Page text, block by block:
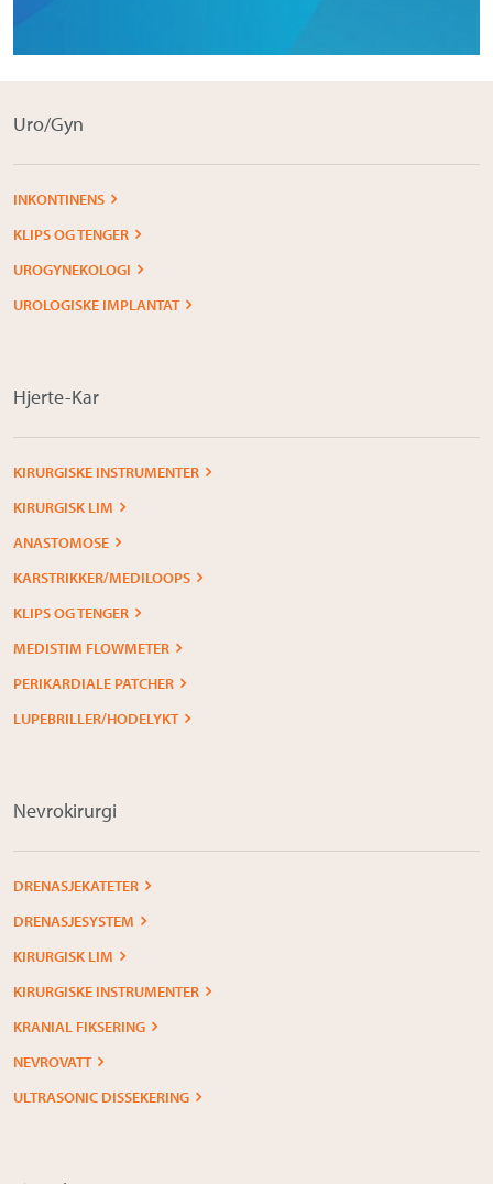
Uro/Gyn
INKONTINENS
KLIPS OG TENGER
UROGYNEKOLOGI
UROLOGISKE IMPLANTAT
Hjerte-Kar
KIRURGISKE INSTRUMENTER
KIRURGISK LIM
ANASTOMOSE
KARSTRIKKER/MEDILOOPS
KLIPS OG TENGER
MEDISTIM FLOWMETER
PERIKARDIALE PATCHER
LUPEBRILLER/HODELYKT
Nevrokirurgi
DRENASJEKATETER
DRENASJESYSTEM
KIRURGISK LIM
KIRURGISKE INSTRUMENTER
KRANIAL FIKSERING
NEVROVATT
ULTRASONIC DISSEKERING